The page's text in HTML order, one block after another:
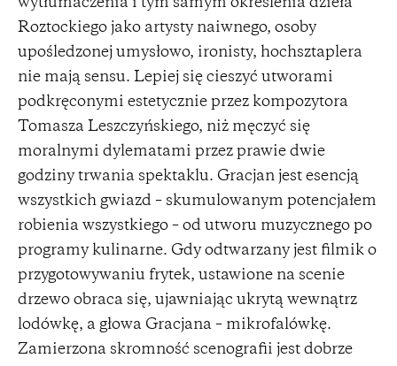
wytłumaczenia i tym samym określenia dzieła
Roztockiego jako artysty naiwnego, osoby
upośledzonej umysłowo, ironisty, hochsztaplera
nie mają sensu. Lepiej się cieszyć utworami
podkręconymi estetycznie przez kompozytora
Tomasza Leszczyńskiego, niż męczyć się
moralnymi dylematami przez prawie dwie
godziny trwania spektaklu. Gracjan jest esencją
wszystkich gwiazd – skumulowanym potencjałem
robienia wszystkiego – od utworu muzycznego po
programy kulinarne. Gdy odtwarzany jest filmik o
przygotowywaniu frytek, ustawione na scenie
drzewo obraca się, ujawniając ukrytą wewnątrz
lodówkę, a głowa Gracjana – mikrofalówkę.
Zamierzona skromność scenografii jest dobrze